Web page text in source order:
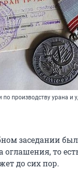
производству урана и
заседании
то
до сих пор.